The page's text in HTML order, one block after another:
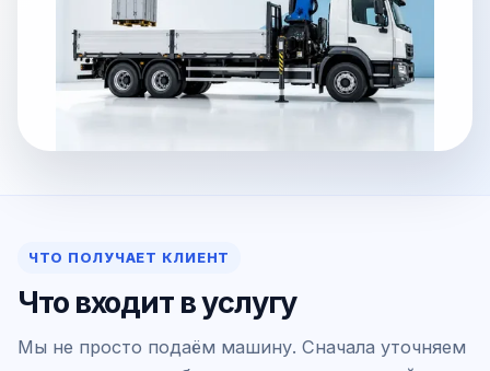
ЧТО ПОЛУЧАЕТ КЛИЕНТ
Что входит в услугу
Мы не просто подаём машину. Сначала уточняем